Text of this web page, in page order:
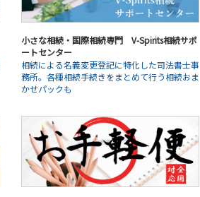
小さな相続・国際相続専門 V-Spirits相続サポ
ートセンター
相続による名義変更登記に特化した司法書士事
務所。各種相続手続きをまとめて行う相続おま
かせパックも